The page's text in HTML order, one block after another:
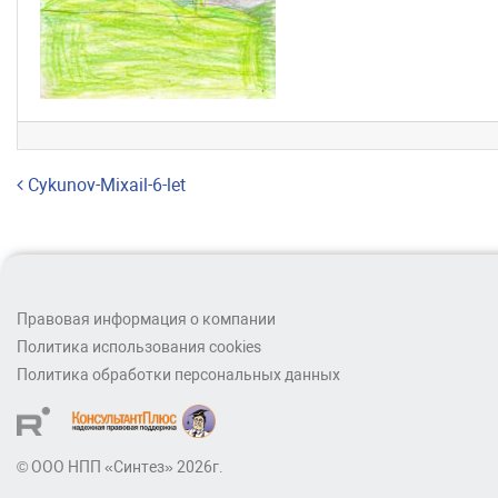
Навигация по записям
Cykunov-Mixail-6-let
Правовая информация о компании
Политика использования cookies
Политика обработки персональных данных
© ООО НПП «Синтез» 2026г.